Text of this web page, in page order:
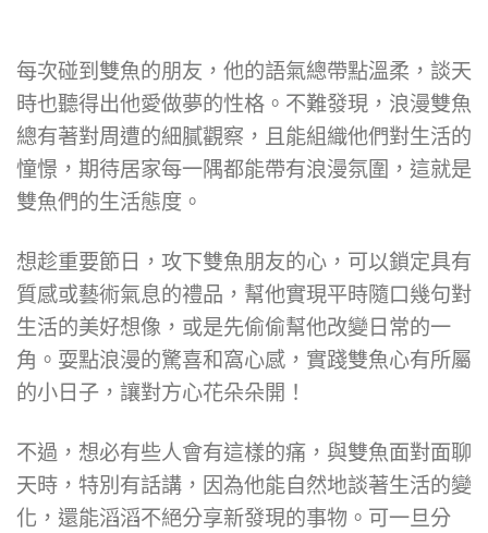
每次碰到雙魚的朋友，他的語氣總帶點溫柔，談天
時也聽得出他愛做夢的性格。不難發現，浪漫雙魚
總有著對周遭的細膩觀察，且能組織他們對生活的
憧憬，期待居家每一隅都能帶有浪漫氛圍，這就是
雙魚們的生活態度。
想趁重要節日，攻下雙魚朋友的心，可以鎖定具有
質感或藝術氣息的禮品，幫他實現平時隨口幾句對
生活的美好想像，或是先偷偷幫他改變日常的一
角。耍點浪漫的驚喜和窩心感，實踐雙魚心有所屬
的小日子，讓對方心花朵朵開！
不過，想必有些人會有這樣的痛，與雙魚面對面聊
天時，特別有話講，因為他能自然地談著生活的變
化，還能滔滔不絕分享新發現的事物。可一旦分